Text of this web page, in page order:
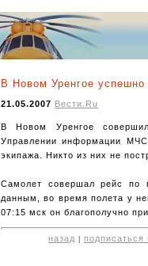
В Новом Уренгое
21.05.2007 Вести.Ru
В Новом Уренгое
Управлении информации
экипажа. Никто из них не
Самолет совершал рейс по
данным, во время полета у
07:15 мск он благополучно
назад подписаться